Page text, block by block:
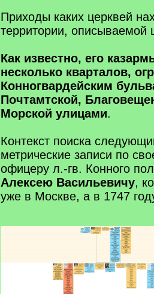
Приходы каких церквей
территории, описываемой
Как известно, его
несколько кварталов,
Конногвардейским
Почтамтской,
Морской улицами.
Контекст поиска
метрические записи по
офицеру л.-гв. Конного
Алексею Васильевичу,
уже в Москве, а в 1747